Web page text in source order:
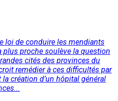
loi de conduire les mendiants
proche soulève la question
cités des provinces du
remédier à ces difficultés par
création d’un hôpital général